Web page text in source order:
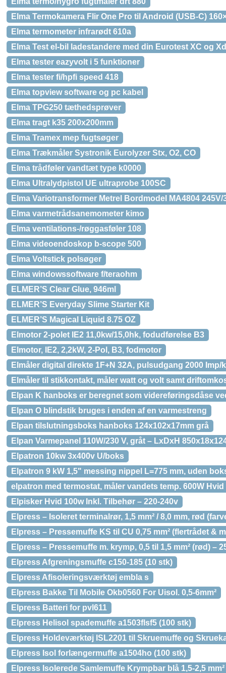
Elma Termokamera Flir One Pro til Android (USB-C)
Elma termometer infrarødt 610a
Elma Test el-bil ladestandere med din Eurotest XC og
Elma tester eazyvolt i 5 funktioner
Elma tester fi/hpfi speed 418
Elma topview software og pc kabel
Elma TPG250 tæthedsprøver
Elma tragt k35 200x200mm
Elma Tramex mep fugtsøger
Elma Trækmåler Systronik Eurolyzer Stx, O2, CO
Elma trådføler vandtæt type k0000
Elma Ultralydpistol UE ultraprobe 100SC
Elma Variotransformer Metrel Bordmodel MA4804 245V/
Elma varmetrådsanemometer kimo
Elma ventilations-/røggasføler 108
Elma videoendoskop b-scope 500
Elma Voltstick polsøger
Elma windowssoftware f/teraohm
ELMER’S Clear Glue, 946ml
ELMER’S Everyday Slime Starter Kit
ELMER’S Magical Liquid 8.75 OZ
Elmotor 2-polet IE2 11,0kw/15,0hk, fodudførelse B3
Elmotor, IE2, 2,2kW, 2-Pol, B3, fodmotor
Elmåler digital direkte 1F+N 32A, pulsudgang 2000
Elmåler til stikkontakt, måler watt og volt samt
Elpan K hanboks er beregnet som videreføringsdåse
Elpan O blindstik bruges i enden af en varmestreng
Elpan tilslutningsboks hanboks 124x102x17mm grå
Elpan Varmepanel 110W/230 V, gråt – LxDxH
Elpatron 10kw 3x400v U/boks
Elpatron 9 kW 1,5" messing nippel L=775 mm, uden
elpatron med termostat, måler vandets temp. 600W Hvid
Elpisker Hvid 100w Inkl. Tilbehør – 220-240v
Elpress – Isoleret terminalrør, 1,5 mm² / 8,0 mm, rød
Elpress – Pressemuffe KS til CU 0,75 mm² (flertrådet &
Elpress – Pressemuffe m. krymp, 0,5 til 1,5 mm² (rød) –
Elpress Afgreningsmuffe c150-185 (10 stk)
Elpress Afisoleringsværktøj embla s
Elpress Bakke Til Mobile Okb0560 For Uisol. 0,5-6mm²
Elpress Batteri for pvl611
Elpress Helisol spademuffe a1503flsf5 (100 stk)
Elpress Holdeværktøj ISL2201 til Skruemuffe og
Elpress Isol forlængermuffe a1504ho (100 stk)
Elpress Isolerede Samlemuffe Krympbar blå 1,5-2,5